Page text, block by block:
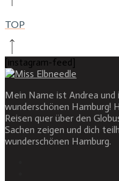
TOP
[instagram-feed]
Mein Name ist Andrea und
wunderschönen Hamburg!
Reisen quer über den
Sachen zeigen und dich
wunderschönen Hamburg.